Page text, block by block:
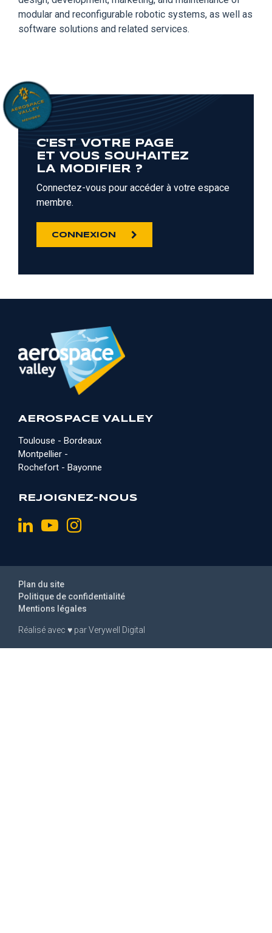
modular and reconfigurable robotic systems, as well as
software solutions and related services.
C'EST VOTRE PAGE
ET VOUS SOUHAITEZ
LA MODIFIER ?
Connectez-vous pour accéder à votre espace
membre.
CONNEXION
AEROSPACE VALLEY
Toulouse - Bordeaux
Montpellier -
Rochefort - Bayonne
REJOIGNEZ-NOUS
Réalisé avec ♥ parVerywell Digital
Mentions légales
Politique de confidentialité
Plan du site